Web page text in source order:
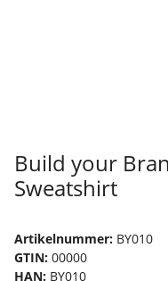
Build your
Sweatshirt
Artikelnummer: BY010
GTIN: 00000
HAN: BY010